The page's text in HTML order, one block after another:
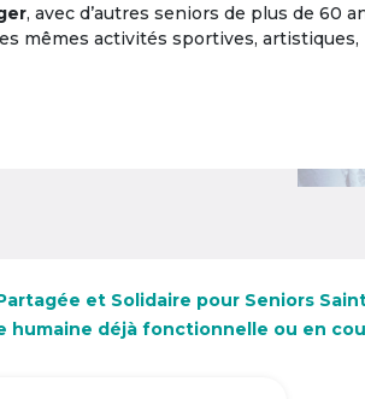
, avec d’autres seniors de plus de 60
mêmes activités sportives, artistiques,
et Solidaire pour Seniors
humaine déjà fonctionnelle ou en